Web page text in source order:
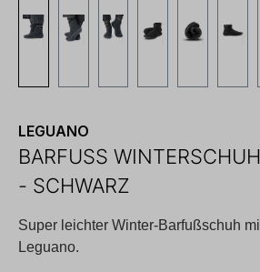
LEGUANO
BARFUSS
SCHWARZ
Super leichter Winter-Barfußschuh
Leguano.